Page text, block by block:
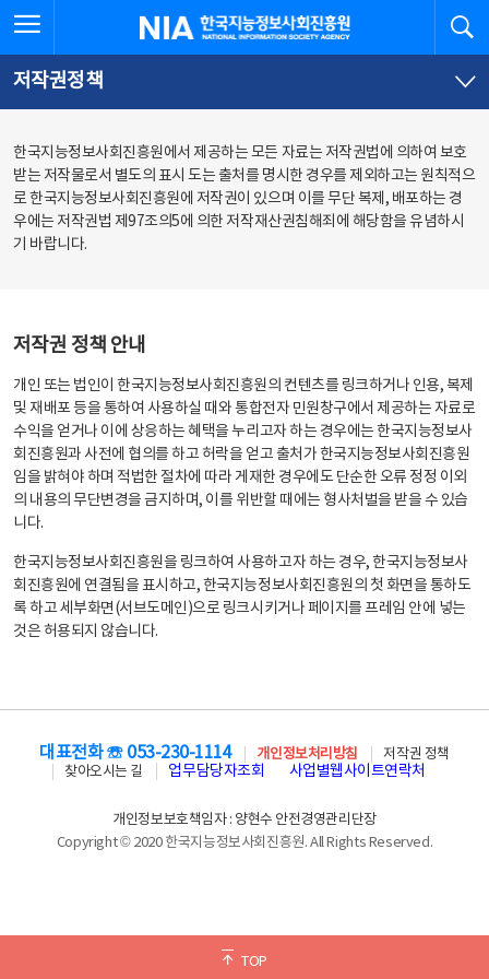
문
로
가
체
뉴
바
가
한국지능정보사회진흥원
저작권정책
한국지능정보사회진흥원에서 제공하는 모든 자료는 저작권법에 의하여 보호
받는 저작물로서 별도의 표시 도는 출처를 명시한 경우를 제외하고는 원칙적으
로 한국지능정보사회진흥원에 저작권이 있으며 이를 무단 복제, 배포하는 경
우에는 저작권법 제97조의5에 의한 저작재산권침해죄에 해당함을 유념하시
기 바랍니다.
저작권 정책 안내
개인 또는 법인이 한국지능정보사회진흥원의 컨텐츠를 링크하거나 인용, 복제
및 재배포 등을 통하여 사용하실 때와 통합전자 민원창구에서 제공하는 자료로
수익을 얻거나 이에 상응하는 혜택을 누리고자 하는 경우에는 한국지능정보사
회진흥원과 사전에 협의를 하고 허락을 얻고 출처가 한국지능정보사회진흥원
임을 밝혀야 하며 적법한 절차에 따라 게재한 경우에도 단순한 오류 정정 이외
의 내용의 무단변경을 금지하며, 이를 위반할 때에는 형사처벌을 받을 수 있습
니다.
한국지능정보사회진흥원을 링크하여 사용하고자 하는 경우, 한국지능정보사
회진흥원에 연결됨을 표시하고, 한국지능정보사회진흥원의 첫 화면을 통하도
록 하고 세부화면(서브도메인)으로 링크시키거나 페이지를 프레임 안에 넣는
것은 허용되지 않습니다.
TOP
대표전화 ☏ 053-230-1114 개인정보처리방침
저작권 정책
찾아오시는 길
업무담당자조회 사업별웹사이트연락처
개인정보보호책임자 : 양현수 안전경영관리단장
Copyright © 2020 한국지능정보사회진흥원. All Rights Reserved.